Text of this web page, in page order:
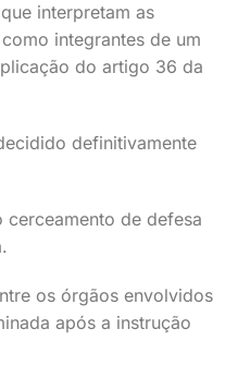
interpretam as
integrantes de um
do artigo 36 da
definitivamente
de defesa
os órgãos envolvidos
após a instrução